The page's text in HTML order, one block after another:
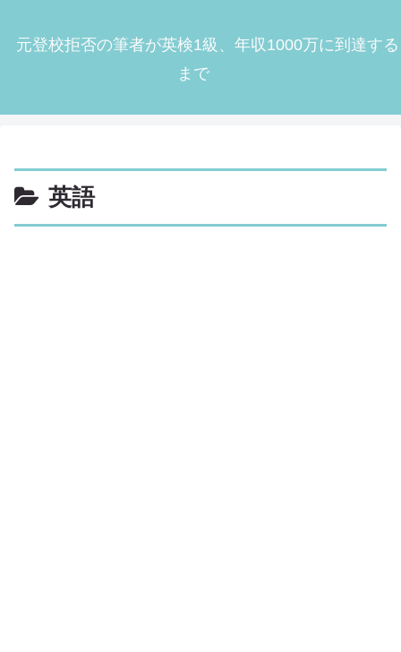
元登校拒否の筆者が英検1級、年収1000万に到達する
まで
英語